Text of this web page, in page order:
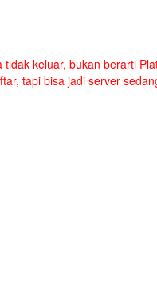
tidak keluar, bukan berarti
tapi bisa jadi server